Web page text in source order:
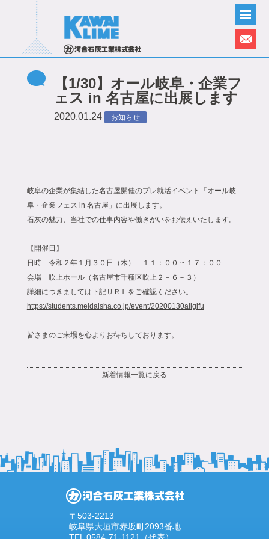
【1/30】オール岐阜・企業フ
ェス in 名古屋に出展します
2020.01.24 お知らせ
岐阜の企業が集結した名古屋開催のプレ就活イベント「オール岐
阜・企業フェス in 名古屋」に出展します。
石灰の魅力、当社での仕事内容や働きがいをお伝えいたします。
【開催日】
日時 令和２年１月３０日（木） １１：００ ~ １７：００
会場 吹上ホール（名古屋市千種区吹上２－６－３）
詳細につきましては下記ＵＲＬをご確認ください。
https://students.meidaisha.co.jp/event/20200130allgifu
皆さまのご来場を心よりお待ちしております。
新着情報一覧に戻る
〒503-2213
岐阜県大垣市赤坂町2093番地